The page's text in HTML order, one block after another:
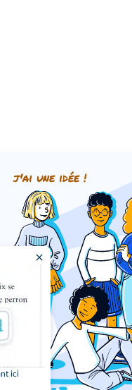
ici
j'ai une idée !